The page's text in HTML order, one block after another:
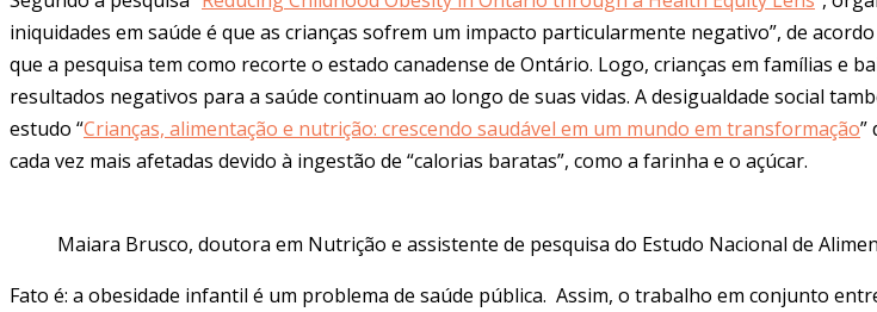
iniquidades em saúde é que as crianças sofrem um impacto particularmente negativo”, de
que a pesquisa tem como recorte o estado canadense de Ontário. Logo, crianças em famílias
resultados negativos para a saúde continuam ao longo de suas vidas. A desigualdade social
estudo “Crianças, alimentação e nutrição: crescendo saudável em um mundo em transformação”
cada vez mais afetadas devido à ingestão de “calorias baratas”, como a farinha e o açúcar.
Maiara Brusco, doutora em Nutrição e assistente de pesquisa do Estudo Nacional de
Fato é: a obesidade infantil é um problema de saúde pública. Assim, o trabalho em conjunto